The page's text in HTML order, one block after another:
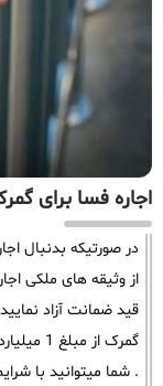
اجاره فسا برای
در صورتیکه بدنبال
از وثیقه های ملکی
قید ضمانت آزاد
. شما میتوانید با